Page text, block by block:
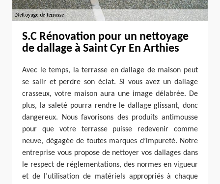
S.C Rénovation pour un nettoyage
de dallage à Saint Cyr En Arthies
Avec le temps, la terrasse en dallage de maison peut
se salir et perdre son éclat. Si vous avez un dallage
crasseux, votre maison aura une image délabrée. De
plus, la saleté pourra rendre le dallage glissant, donc
dangereux. Nous favorisons des produits antimousse
pour que votre terrasse puisse redevenir comme
neuve, dégagée de toutes marques d’impureté. Notre
entreprise vous propose de nettoyer vos dallages dans
le respect de réglementations, des normes en vigueur
et de l’utilisation de matériels appropriés à chaque